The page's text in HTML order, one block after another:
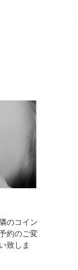
のコイン
約のご変
致しま